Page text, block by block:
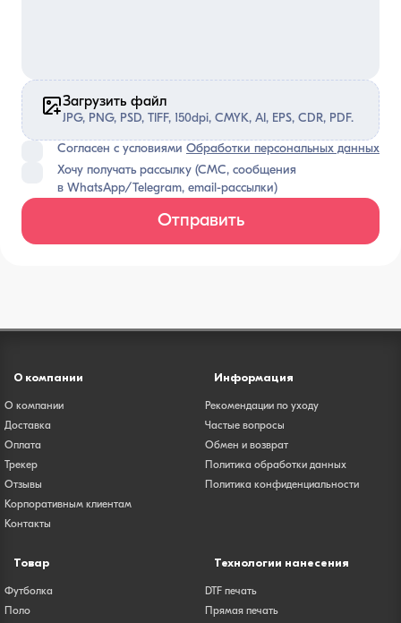
Загрузить файл
JPG, PNG, PSD, TIFF, 150dpi, CMYK, AI, EPS, CDR, PDF.
Согласен с условиями Обработки персональных данных
Хочу получать рассылку (СМС, сообщения
в WhatsApp/Telegram, email-рассылки)
Отправить
О компании
О компании
Доставка
Оплата
Трекер
Отзывы
Корпоративным клиентам
Контакты
Информация
Рекомендации по уходу
Частые вопросы
Обмен и возврат
Политика обработки данных
Политика конфиденциальности
Товар
Футболка
Поло
Технологии нанесения
DTF печать
Прямая печать